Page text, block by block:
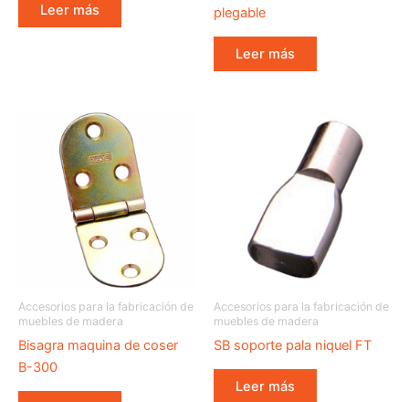
Leer más
plegable
Leer más
Accesorios para la fabricación de
muebles de madera
Bisagra maquina de coser
B-300
Accesorios para la fabricación de
muebles de madera
SB soporte pala niquel FT
Leer más